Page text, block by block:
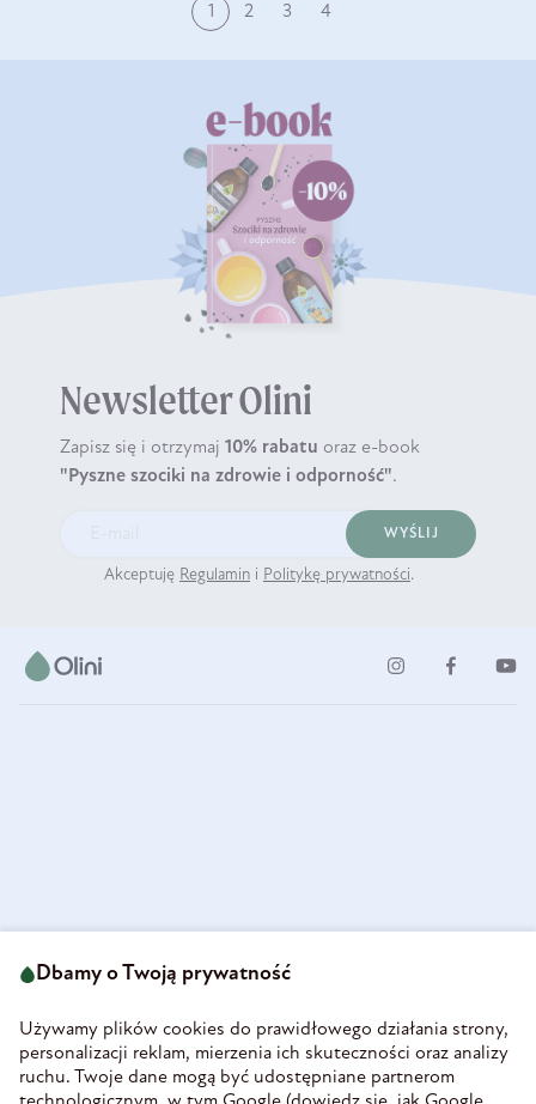
1 2 3 4
Newsletter Olini
Zapisz się i otrzymaj 10% rabatu oraz e-book
"Pyszne szociki na zdrowie i odporność".
WYŚLIJ
Akceptuję Regulamin i Politykę prywatności.
58-160 Świebodzice
REGON 890213034
INFORMACJE
Dbamy o Twoją prywatność
Używamy plików cookies do prawidłowego działania strony,
personalizacji reklam, mierzenia ich skuteczności oraz analizy
ruchu. Twoje dane mogą być udostępniane partnerom